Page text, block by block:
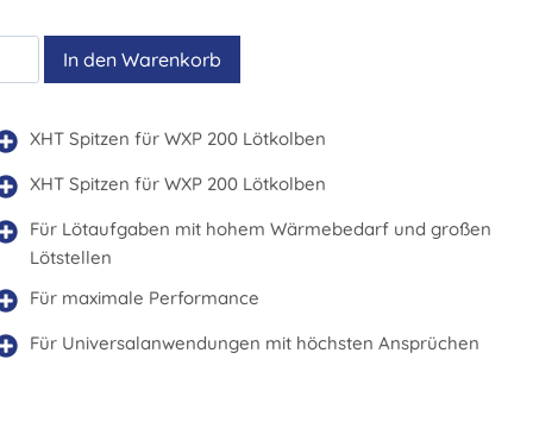
In den Warenkorb
XHT Spitzen für WXP 200 Lötkolben
XHT Spitzen für WXP 200 Lötkolben
Für Lötaufgaben mit hohem Wärmebedarf und großen
Lötstellen
Für maximale Performance
Für Universalanwendungen mit höchsten Ansprüchen